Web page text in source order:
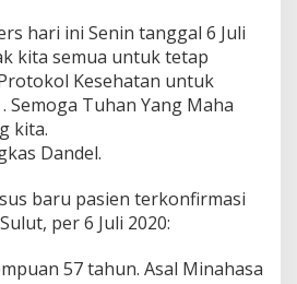
hari ini Senin tanggal 6 Juli
kita semua untuk tetap
Kesehatan untuk
Semoga Tuhan Yang Maha
kita.
Dandel.
baru pasien terkonfirmasi
per 6 Juli 2020:
57 tahun. Asal Minahasa